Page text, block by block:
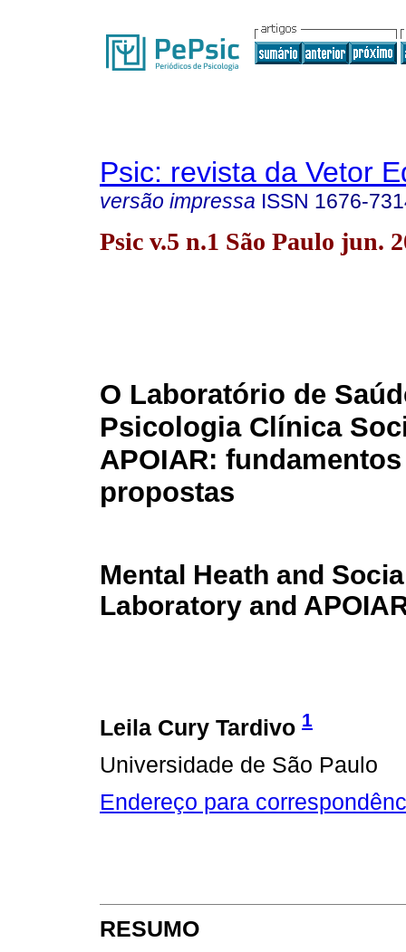
Psic: revista da Vetor
versão impressa ISSN 1676-
Psic v.5 n.1 São Paulo jun.
O Laboratório de
Psicologia Clínica
APOIAR:
propostas
Mental Heath and
Laboratory and
Leila Cury Tardivo 1
Universidade de São Paulo
Endereço para
RESUMO